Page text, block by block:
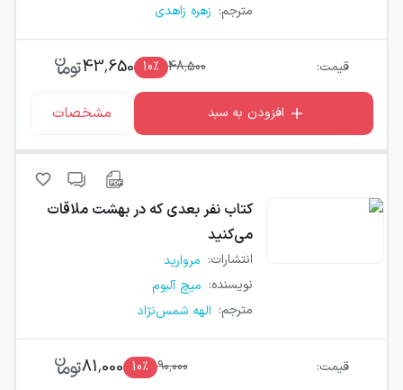
مترجم: زهره زاهدی
قیمت: 48,500
10٪ 43,650
افزودن به سبد مشخصات
کتاب نفر بعدی که در بهشت ملاقات
می‌کنید
انتشارات: مروارید
نویسنده: میچ آلبوم
مترجم: الهه شمس‌نژاد
قیمت: 90,000
10٪ 81,000